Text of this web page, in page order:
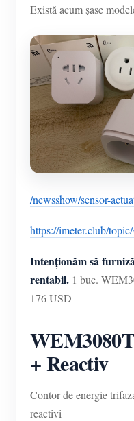
Există acum șase
/newsshow/sensor-
https://imeter.club/
Intenționăm să
rentabil. 1 buc.
176 USD
+ Reactiv
Contor de energie
reactivi